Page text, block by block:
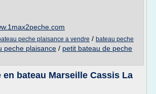
peche plaisance a vendre / bateau peche
peche plaisance / petit bateau de peche
en bateau Marseille Cassis La